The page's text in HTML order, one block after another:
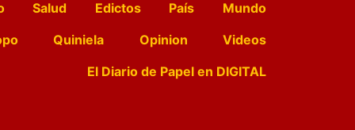
Salud Edictos País
Mundo
Quiniela Opinion
Videos
El Diario de Papel en DIGITAL